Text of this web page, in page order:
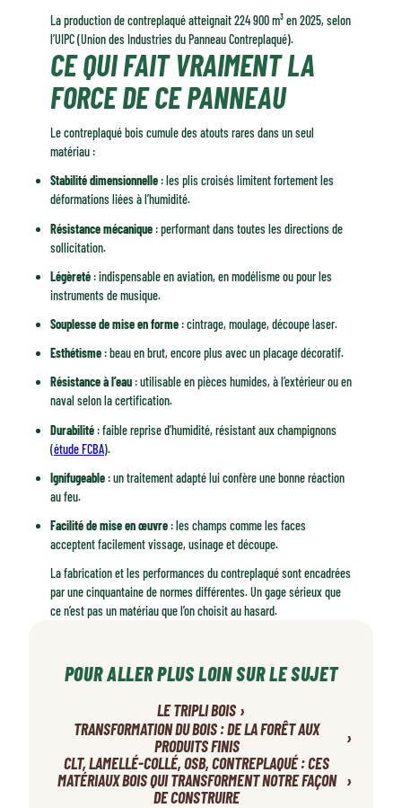
La production de contreplaqué atteignait 224 900 m³ en 2025, selon
l’UIPC (Union des Industries du Panneau Contreplaqué).
CE QUI FAIT VRAIMENT LA
FORCE DE CE PANNEAU
Le contreplaqué bois cumule des atouts rares dans un seul
matériau :
Stabilité dimensionnelle : les plis croisés limitent fortement les
déformations liées à l’humidité.
Résistance mécanique : performant dans toutes les directions de
sollicitation.
Légèreté : indispensable en aviation, en modélisme ou pour les
instruments de musique.
Souplesse de mise en forme : cintrage, moulage, découpe laser.
Esthétisme : beau en brut, encore plus avec un placage décoratif.
Résistance à l’eau : utilisable en pièces humides, à l’extérieur ou en
naval selon la certification.
Durabilité : faible reprise d’humidité, résistant aux champignons
(étude FCBA).
Ignifugeable : un traitement adapté lui confère une bonne réaction
au feu.
Facilité de mise en œuvre : les champs comme les faces
acceptent facilement vissage, usinage et découpe.
La fabrication et les performances du contreplaqué sont encadrées
par une cinquantaine de normes différentes. Un gage sérieux que
ce n’est pas un matériau que l’on choisit au hasard.
POUR ALLER PLUS LOIN SUR LE SUJET
LE TRIPLI BOIS ›
TRANSFORMATION DU BOIS : DE LA FORÊT AUX
PRODUITS FINIS
›
CLT, LAMELLÉ-COLLÉ, OSB, CONTREPLAQUÉ : CES
MATÉRIAUX BOIS QUI TRANSFORMENT NOTRE FAÇON
DE CONSTRUIRE
›